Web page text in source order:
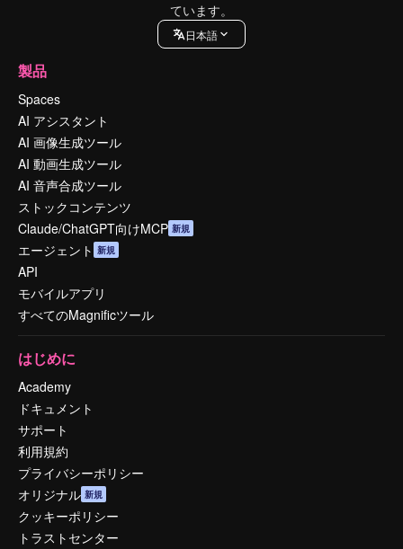
ています。
日本語
製品
Spaces
AI アシスタント
AI 画像生成ツール
AI 動画生成ツール
AI 音声合成ツール
ストックコンテンツ
Claude/ChatGPT向けMCP 新規
エージェント 新規
API
モバイルアプリ
すべてのMagnificツール
はじめに
Academy
ドキュメント
サポート
利用規約
プライバシーポリシー
オリジナル 新規
クッキーポリシー
トラストセンター